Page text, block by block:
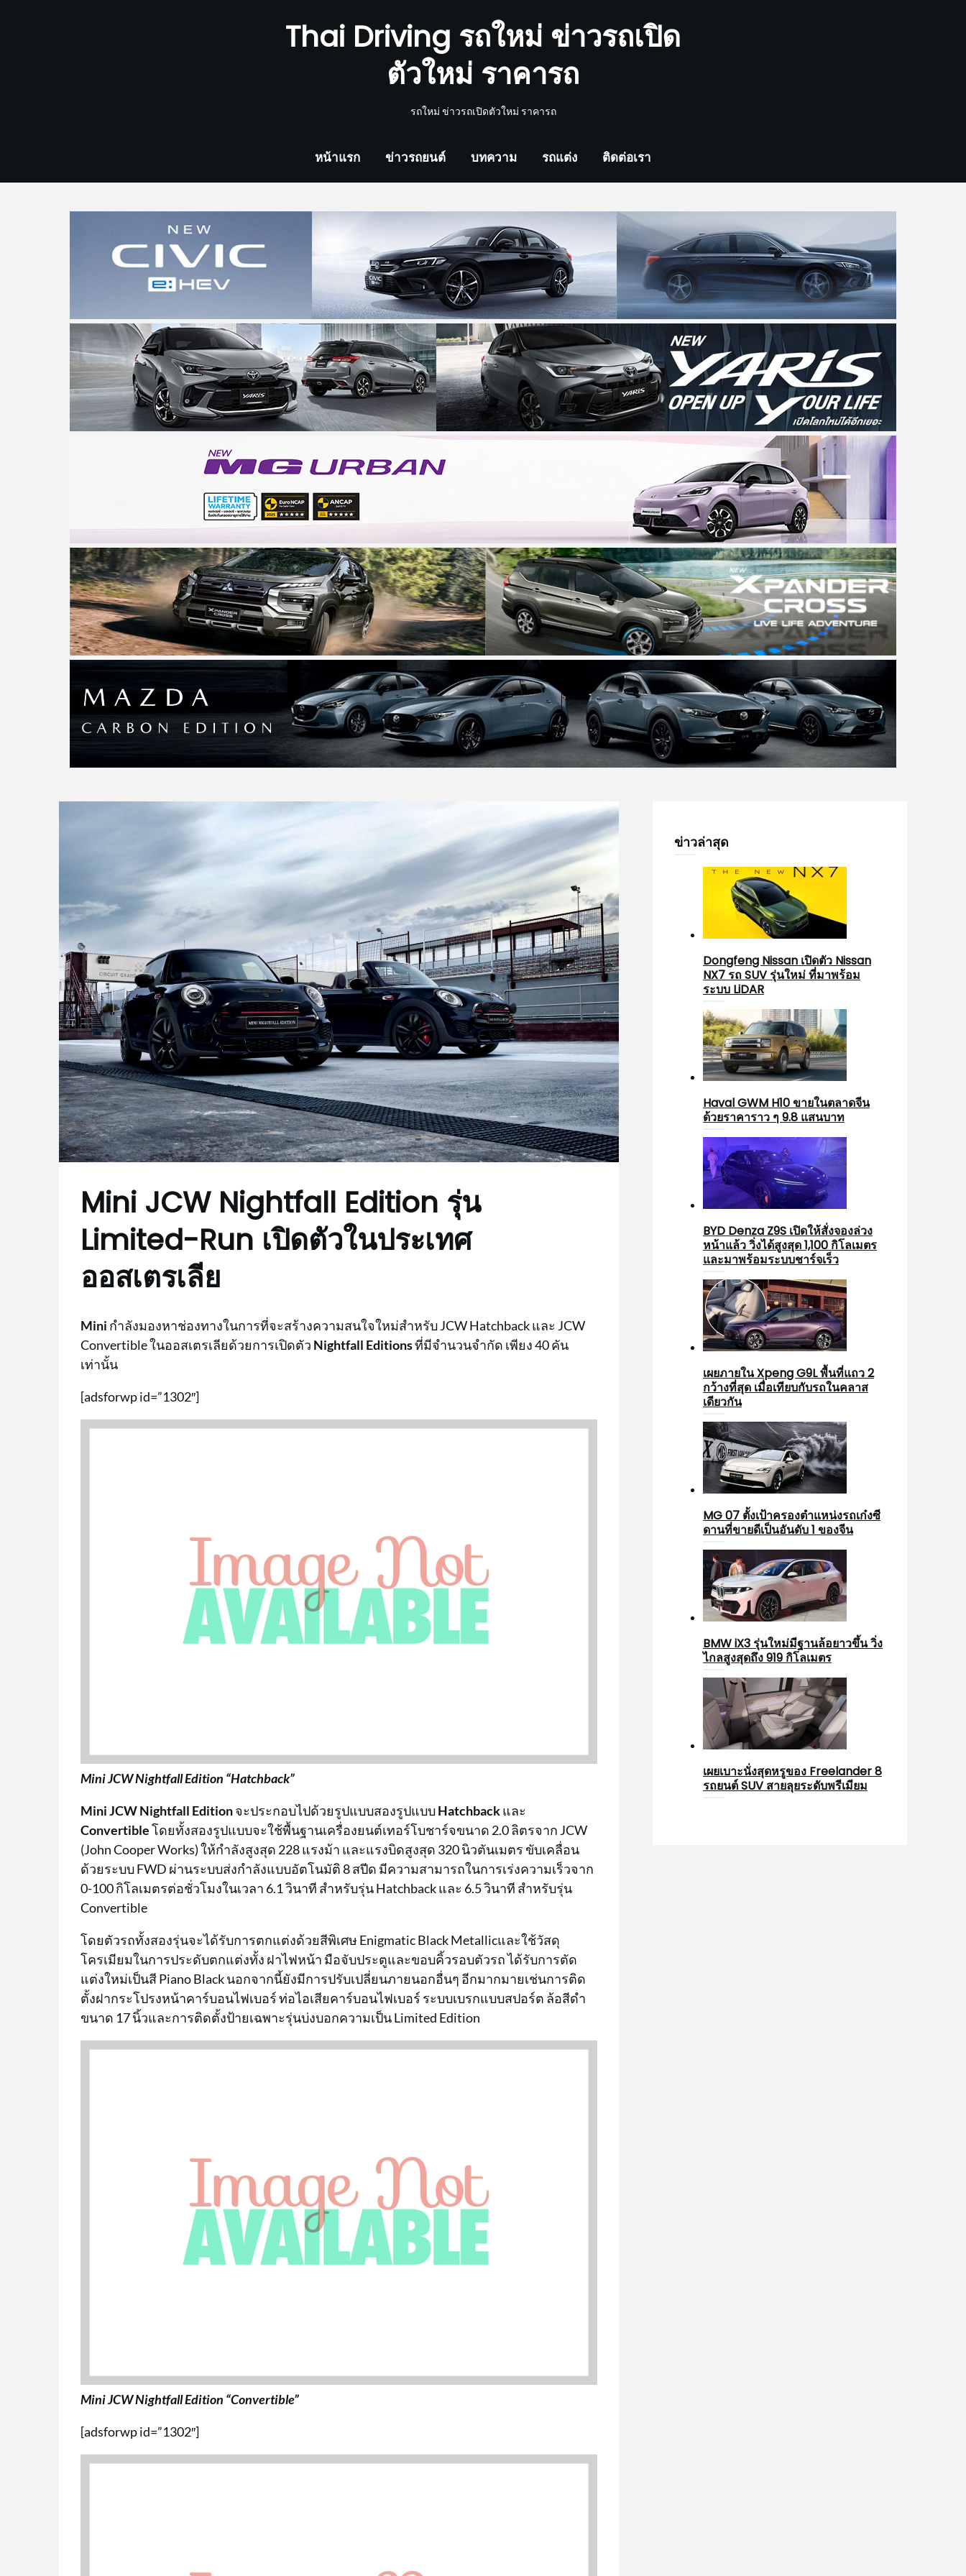
Thai Driving รถใหม่ ข่าวรถเปิด
ตัวใหม่ ราคารถ
รถใหม่ ข่าวรถเปิดตัวใหม่ ราคารถ
หน้าแรก ข่าวรถยนต์ บทความ รถแต่ง ติดต่อเรา
Mini JCW Nightfall Edition รุ่น
Limited-Run เปิดตัวในประเทศ
ออสเตรเลีย
Mini กำลังมองหาช่องทางในการที่จะสร้างความสนใจใหม่สำหรับ JCW Hatchback และ JCW
Convertible ในออสเตรเลียด้วยการเปิดตัว Nightfall Editionsที่มีจำนวนจำกัด เพียง 40 คัน
เท่านั้น
[adsforwp id=”1302″]
Mini JCW Nightfall Edition “Hatchback”
Mini JCW Nightfall Editionจะประกอบไปด้วยรูปแบบสองรูปแบบHatchbackและ
Convertibleโดยทั้งสองรูปแบบจะใช้พื้นฐานเครื่องยนต์เทอร์โบชาร์จขนาด 2.0 ลิตรจาก JCW
(John Cooper Works) ให้กำลังสูงสุด 228 แรงม้า และแรงบิดสูงสุด 320 นิวตันเมตร ขับเคลื่อน
ด้วยระบบ FWD ผ่านระบบส่งกำลังแบบอัตโนมัติ 8 สปีด มีความสามารถในการเร่งความเร็วจาก
0-100 กิโลเมตรต่อชั่วโมงในเวลา 6.1 วินาที สำหรับรุ่น Hatchback และ 6.5 วินาที สำหรับรุ่น
Convertible
โดยตัวรถทั้งสองรุ่นจะได้รับการตกแต่งด้วยสีพิเศษ Enigmatic Black Metallicและใช้วัสดุ
โครเมียมในการประดับตกแต่งทั้ง ฝาไฟหน้า มือจับประตูและขอบคิ้วรอบตัวรถ ได้รับการตัด
แต่งใหม่เป็นสี Piano Black นอกจากนี้ยังมีการปรับเปลี่ยนภายนอกอื่นๆ อีกมากมายเช่นการติด
ตั้งฝากระโปรงหน้าคาร์บอนไฟเบอร์ ท่อไอเสียคาร์บอนไฟเบอร์ ระบบเบรกแบบสปอร์ต ล้อสีดำ
ขนาด 17 นิ้วและการติดตั้งป้ายเฉพาะรุ่นบ่งบอกความเป็น Limited Edition
Mini JCW Nightfall Edition “Convertible”
[adsforwp id=”1302″]
ข่าวล่าสุด
Dongfeng Nissan เปิดตัว Nissan
NX7 รถ SUV รุ่นใหม่ ที่มาพร้อม
ระบบ LiDAR
Haval GWM H10 ขายในตลาดจีน
ด้วยราคาราว ๆ 9.8 แสนบาท
BYD Denza Z9S เปิดให้สั่งจองล่วง
หน้าแล้ว วิ่งได้สูงสุด 1,100 กิโลเมตร
และมาพร้อมระบบชาร์จเร็ว
เผยภายใน Xpeng G9L พื้นที่แถว 2
กว้างที่สุด เมื่อเทียบกับรถในคลาส
เดียวกัน
MG 07 ตั้งเป้าครองตำแหน่งรถเก๋งซี
ดานที่ขายดีเป็นอันดับ 1 ของจีน
BMW iX3 รุ่นใหม่มีฐานล้อยาวขึ้น วิ่ง
ไกลสูงสุดถึง 919 กิโลเมตร
เผยเบาะนั่งสุดหรูของ Freelander 8
รถยนต์ SUV สายลุยระดับพรีเมียม